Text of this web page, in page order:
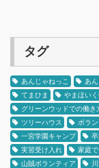
タグ
あんじゃねっこ あ
てまひま
やまほい
グリーンウッドでの働き
ツリーハウス
ボラ
一宮学園キャンプ
実習受け入れ
家庭
山賊ボランティア